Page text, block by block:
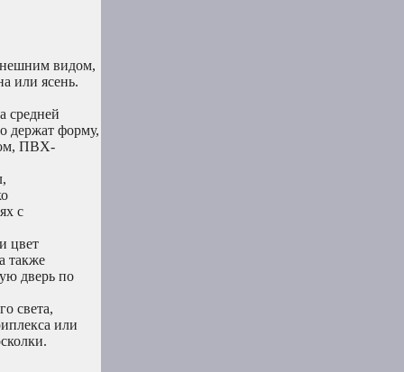
видом,
или ясень.
средней
держат форму,
ПВХ-
с
цвет
также
дверь по
света,
или